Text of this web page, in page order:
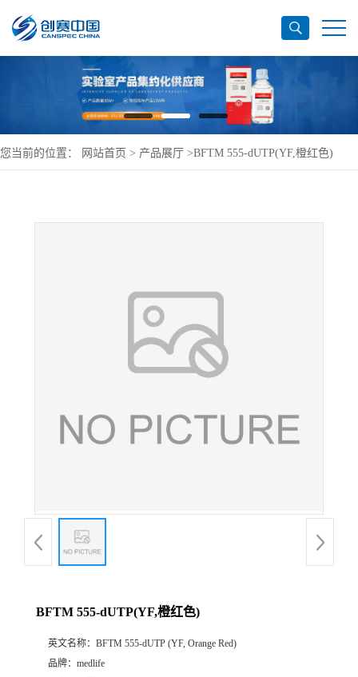
您当前的位置： 网站首页 > 产品展厅 >BFTM 555-dUTP(YF,橙红色)
BFTM 555-dUTP(YF,橙红色)
英文名称： BFTM 555-dUTP (YF, Orange Red)
品牌： medlife